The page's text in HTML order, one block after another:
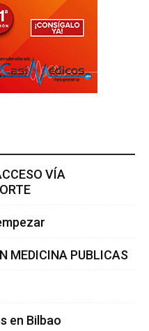
VÍA
MEDICINA PUBLICAS
en Bilbao